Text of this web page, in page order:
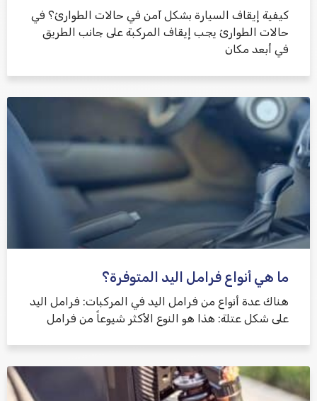
كيفية إيقاف السيارة بشكل آمن في حالات الطوارئ؟ في
حالات الطوارئ يجب إيقاف المركبة على جانب الطريق
في أبعد مكان
ما هي أنواع فرامل اليد المتوفرة؟
هناك عدة أنواع من فرامل اليد في المركبات: فرامل اليد
على شكل عتلة: هذا هو النوع الأكثر شيوعاً من فرامل